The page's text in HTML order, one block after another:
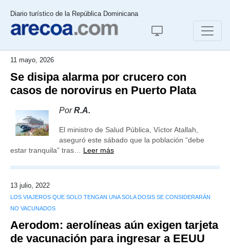
Diario turístico de la República Dominicana
11 mayo, 2026
Se disipa alarma por crucero con
casos de norovirus en Puerto Plata
PorR.A.
El ministro de Salud Pública, Víctor Atallah,
aseguró este sábado que la población “debe
estar tranquila” tras… Leer más
13 julio, 2022
LOS VIAJEROS QUE SOLO TENGAN UNA SOLA DOSIS SE CONSIDERARÁN
NO VACUNADOS
Aerodom: aerolíneas aún exigen tarjeta
de vacunación para ingresar a EEUU